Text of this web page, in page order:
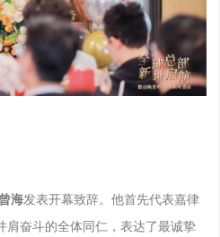
海发表开幕致辞。 他首先代表嘉律
肩奋斗的全体同仁，表达了最诚挚